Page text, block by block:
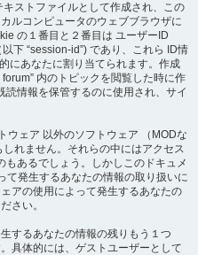
ストファイルとして作成され、この
ルコンピュータのウェブブラウザに
の１番目と２番目は ユーザーID
下 “session-id”) であり、これら ID情
にあなたに割り当てられます。作成
内のトピックを閲覧した時に作
情報を保管するのに使用され、サイ
ウェア 以外のソフトウェア （MODな
れません。それらの中にはアクセス
あるでしょう。しかしこのドキュメ
て発生するあなたの情報の取り扱いに
アの使用によって発生するあなたの
さい。
するあなたの情報の残りもう１つ
具体的には、ゲストユーザーとして